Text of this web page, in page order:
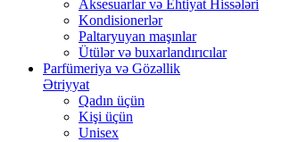
Aksesuarlar və Ehtiyat Hissələri
Kondisionerlər
Paltaryuyan maşınlar
Ütülər və buxarlandırıcılar
Parfümeriya və Gözəllik
Ətriyyat
Qadın üçün
Kişi üçün
Unisex